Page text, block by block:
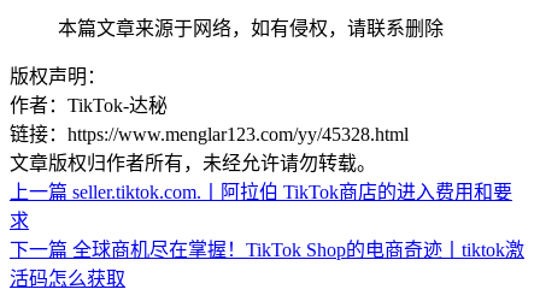
本篇文章来源于网络，如有侵权，请联系删除
版权声明：
作者：TikTok-达秘
链接：https://www.menglar123.com/yy/45328.html
文章版权归作者所有，未经允许请勿转载。
上一篇 seller.tiktok.com.丨阿拉伯 TikTok商店的进入费用和要
求
下一篇 全球商机尽在掌握！TikTok Shop的电商奇迹丨tiktok激
活码怎么获取